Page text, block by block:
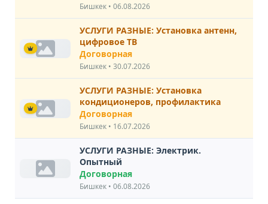
Бишкек • 06.08.2026
УСЛУГИ РАЗНЫЕ: Установка антенн,
цифровое ТВ
Договорная
Бишкек • 30.07.2026
УСЛУГИ РАЗНЫЕ: Установка
кондиционеров, профилактика
Договорная
Бишкек • 16.07.2026
УСЛУГИ РАЗНЫЕ: Электрик.
Опытный
Договорная
Бишкек • 06.08.2026